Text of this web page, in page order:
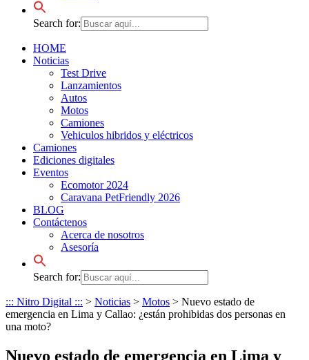
Search for:
HOME
Noticias
Test Drive
Lanzamientos
Autos
Motos
Camiones
Vehiculos hibridos y eléctricos
Camiones
Ediciones digitales
Eventos
Ecomotor 2024
Caravana PetFriendly 2026
BLOG
Contáctenos
Acerca de nosotros
Asesoría
Search for:
::: Nitro Digital ::: > Noticias > Motos > Nuevo estado de
emergencia en Lima y Callao: ¿están prohibidas dos personas en
una moto?
Nuevo estado de emergencia en Lima y